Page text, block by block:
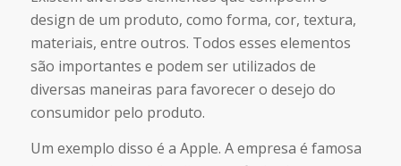
design de um produto, como forma, cor, textura,
materiais, entre outros. Todos esses elementos
são importantes e podem ser utilizados de
diversas maneiras para favorecer o desejo do
consumidor pelo produto.
Um exemplo disso é a Apple. A empresa é famosa